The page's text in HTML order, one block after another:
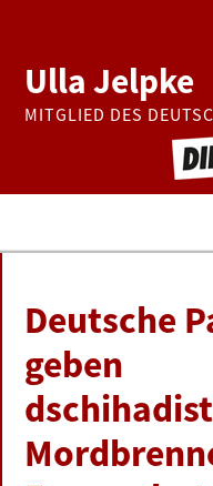
Ulla Jelpke
MITGLIED DES
BUNDESTAG
PRESSE
ZUR PERSON
Deutsche
geben